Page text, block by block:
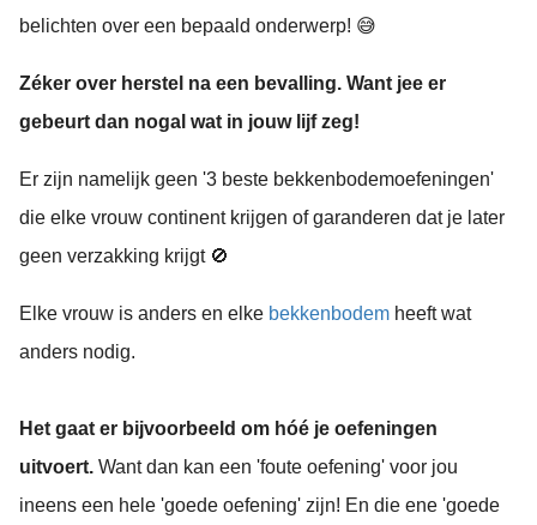
belichten over een bepaald onderwerp! 😅
Zéker over herstel na een bevalling. Want jee er
gebeurt dan nogal wat in jouw lijf zeg!
Er zijn namelijk geen '3 beste bekkenbodemoefeningen'
die elke vrouw continent krijgen of garanderen dat je later
geen verzakking krijgt 🚫
Elke vrouw is anders en elke bekkenbodem heeft wat
anders nodig.
Het gaat er bijvoorbeeld om hóé je oefeningen
uitvoert. Want dan kan een 'foute oefening' voor jou
ineens een hele 'goede oefening' zijn! En die ene 'goede